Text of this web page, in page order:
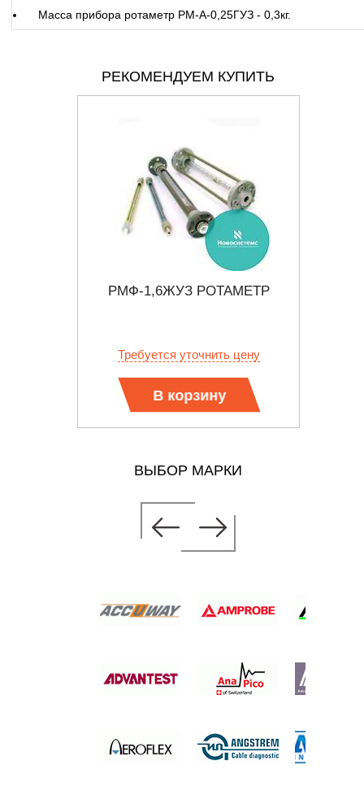
Масса прибора ротаметр РМ-А-0,25ГУЗ - 0,3кг.
РЕКОМЕНДУЕМ КУПИТЬ
РМФ-1,6ЖУЗ РОТАМЕТР
Требуется уточнить цену
В корзину
ВЫБОР МАРКИ